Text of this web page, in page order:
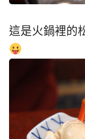
這是火鍋裡的